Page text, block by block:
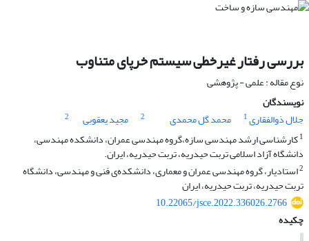
بررسی رفتار غیرخطی سیستم خرپای متناوب
نوع مقاله : علمی - پژوهشی
نویسندگان
جلال ذوالفقاری1 محمد گل محمدی 2 مجید یعقوبی
2
1کارشناسی ارشد مهندسی سازه،گروه مهندسی عمران، دانشکده مهندسی،
دانشگاه آزاد اسلامی تربت حیدریه، تربت حیدریه، ایران.
2استادیار، گروه مهندسی عمران و معماری، دانشکده‌ی فنی و مهندسی، دانشگاه
تربت حیدریه، تربت حیدریه، ایران
10.22065/jsce.2022.336026.2766
چکیده